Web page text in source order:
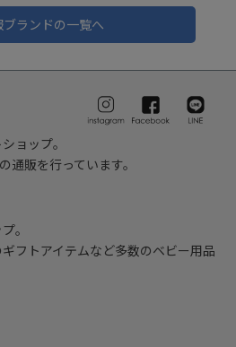
ブランドの一覧へ
ョップ。
通販を行っています。
。
フトアイテムなど多数のベビー用品